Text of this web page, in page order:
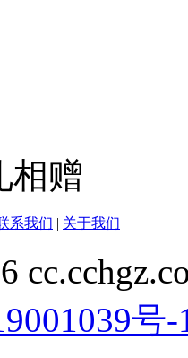
相赠
系我们 | 关于我们
号-